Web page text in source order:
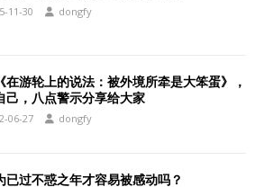
11-30 dongfy
在游轮上的说法：被外境所牵是大笨蛋》，
己，八点警示分享给大家
06-27 dongfy
已过不惑之年才容易被感动吗？